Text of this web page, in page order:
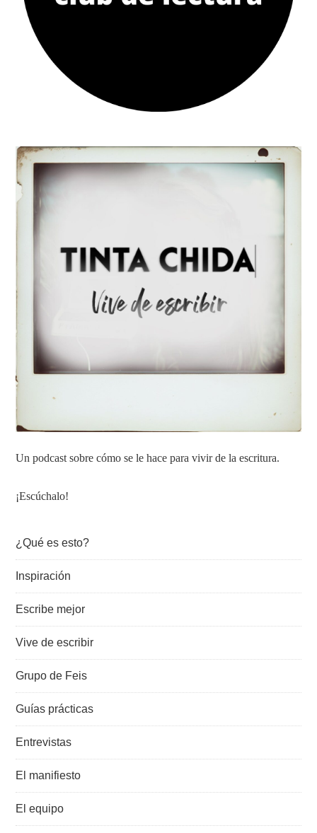
Un podcast sobre cómo se le hace para vivir de la escritura.
¡Escúchalo!
¿Qué es esto?
Inspiración
Escribe mejor
Vive de escribir
Grupo de Feis
Guías prácticas
Entrevistas
El manifiesto
El equipo